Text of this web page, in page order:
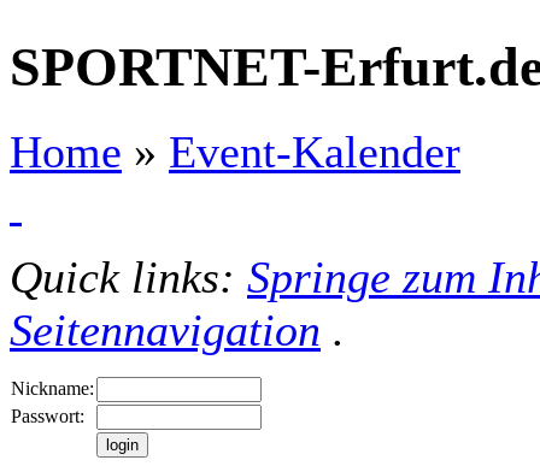
SPORTNET-
Home » Event-Kalender
Quick links: Springe zum
Seitennavigation .
Nickname:
Passwort: